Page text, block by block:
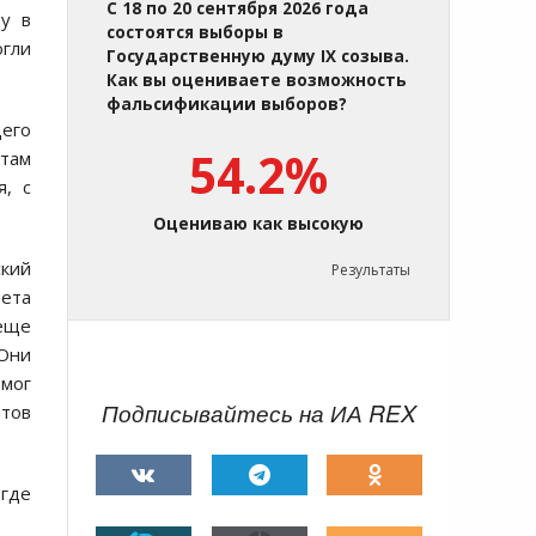
в
с
С 18 по 20 сентября 2026 года
состоятся выборы в
Государственную думу IX созыва.
Как вы оцениваете возможность
фальсификации выборов?
54.2%
Оцениваю как высокую
Результаты
Подписывайтесь на ИА REX